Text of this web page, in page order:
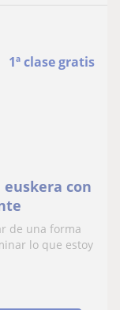
1ª clase gratis
con
de una forma
lo que estoy